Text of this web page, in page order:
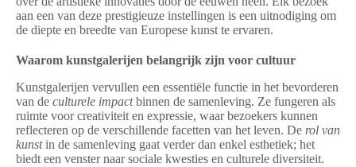
aan een van deze prestigieuze instellingen is een uitnodiging om
de diepte en breedte van Europese kunst te ervaren.
Waarom kunstgalerijen belangrijk zijn voor cultuur
Kunstgalerijen vervullen een essentiële functie in het bevorderen
van de culturele impactbinnen de samenleving. Ze fungeren als
ruimte voor creativiteit en expressie, waar bezoekers kunnen
reflecteren op de verschillende facetten van het leven. De rol van
kunstin de samenleving gaat verder dan enkel esthetiek; het
biedt een venster naar sociale kwesties en culturele diversiteit.